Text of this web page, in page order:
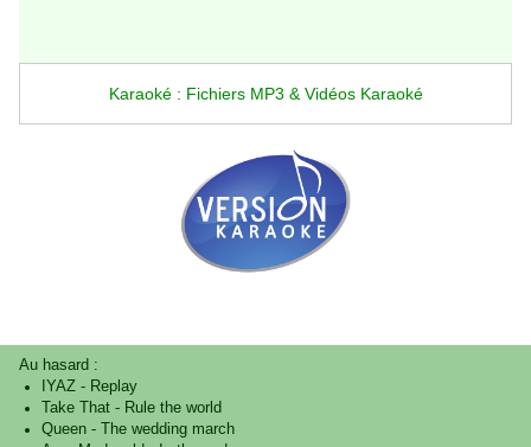
Karaoké : Fichiers MP3 & Vidéos Karaoké
Au hasard :
IYAZ- Replay
Take That- Rule the world
Queen-
The wedding march